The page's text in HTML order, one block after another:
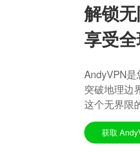
解锁无
享受全
AndyVPN
突破地理边
这个无界限
获取